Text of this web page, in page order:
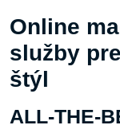
Online
služby
štýl
ALL-THE-